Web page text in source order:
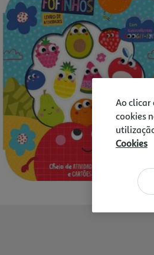
Ao clicar
cookies
Cookies